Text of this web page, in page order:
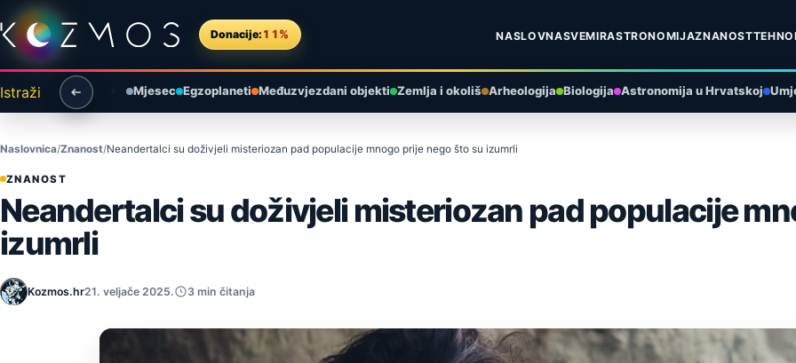
Preskoči na sadržaj
Donacije: 11% NASLOVNASVEMIRASTRONOMIJAZNANOST
Istraži Mjesec Egzoplaneti Međuzvjezdani objekti Zemlja i okoliš Arheologija Biologija Astronomija u Hrvatskoj
Naslovnica Znanost Neandertalci su doživjeli misteriozan pad populacije mnogo prije nego što su izumrli
ZNANOST
Neandertalci su doživjeli misteriozan pad populacije
izumrli
Kozmos.hr21. veljače 2025. 3 min čitanja